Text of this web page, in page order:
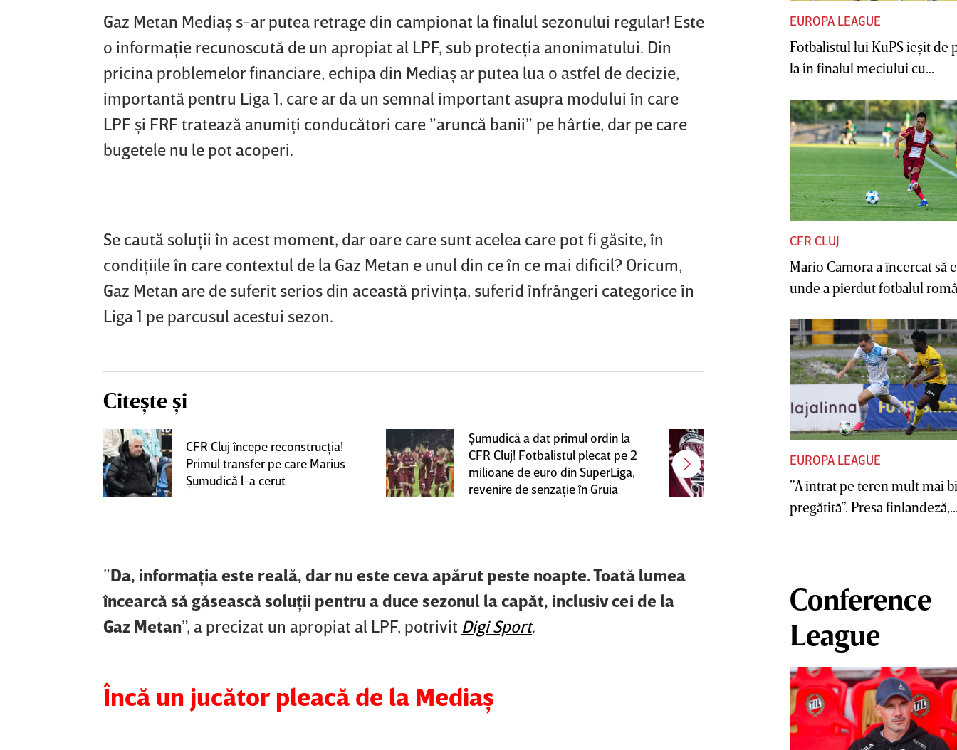
Gaz Metan Mediaş s-ar putea retrage din campionat la finalul sezonului regular! Este
o informaţie recunoscută de un apropiat al LPF, sub protecţia anonimatului. Din
pricina problemelor financiare, echipa din Mediaş ar putea lua o astfel de decizie,
importantă pentru Liga 1, care ar da un semnal important asupra modului în care
LPF şi FRF tratează anumiţi conducători care ”aruncă banii” pe hârtie, dar pe care
bugetele nu le pot acoperi.
Se caută soluţii în acest moment, dar oare care sunt acelea care pot fi găsite, în
condiţiile în care contextul de la Gaz Metan e unul din ce în ce mai dificil? Oricum,
Gaz Metan are de suferit serios din această privinţa, suferid înfrângeri categorice în
Liga 1 pe parcusul acestui sezon.
Citește și
CFR Cluj începe reconstrucţia!
Primul transfer pe care Marius
Şumudică l-a cerut
Şumudică a dat primul ordin la
CFR Cluj! Fotbalistul plecat pe 2
milioane de euro din SuperLiga,
revenire de senzaţie în Gruia
antrenor nou! Revenire de
senzaţie în Superliga
”Da, informaţia este reală, dar nu este ceva apărut peste noapte. Toată lumea
încearcă să găsească soluţii pentru a duce sezonul la capăt, inclusiv cei de la
Gaz Metan”, a precizat un apropiat al LPF, potrivit Digi Sport.
Încă un jucător pleacă de la Mediaş
EUROPA LEAGUE
Fotbalistul lui KuPS ieşit de
la în finalul meciului cu...
CFR CLUJ
Mario Camora a încercat să
unde a pierdut fotbalul
EUROPA LEAGUE
”A intrat pe teren mult mai
pregătită”. Presa
Conference
League